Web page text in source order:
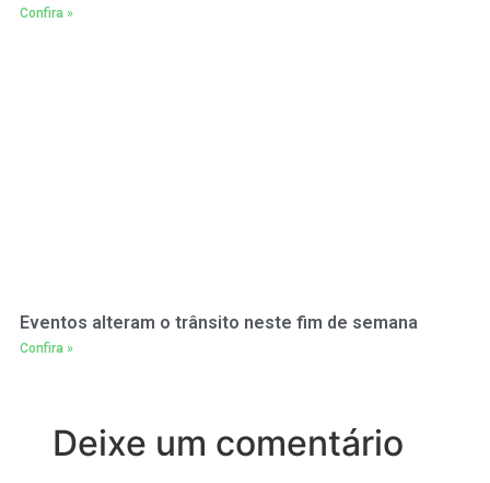
Confira »
Eventos alteram o trânsito neste fim de semana
Confira »
Deixe um comentário